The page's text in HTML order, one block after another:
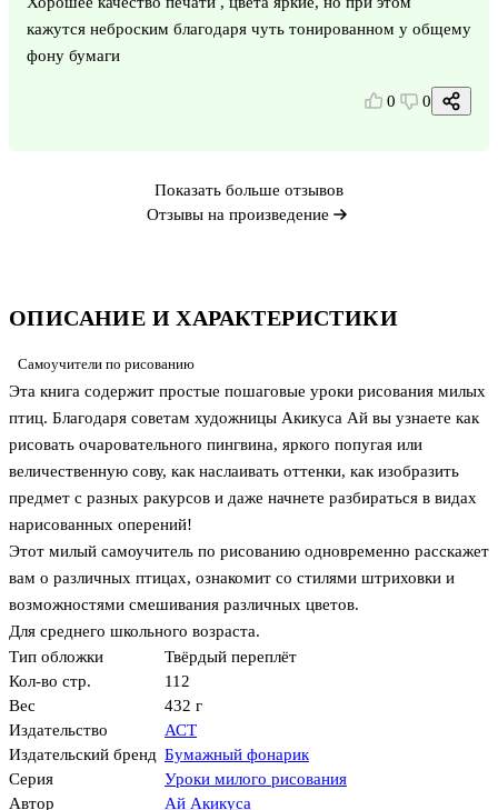
ОПИСАНИЕ И ХАРАКТЕРИСТИКИ
Самоучители по рисованию
Эта книга содержит простые пошаговые уроки рисования милых
птиц. Благодаря советам художницы Акикуса Ай вы узнаете как
рисовать очаровательного пингвина, яркого попугая или
величественную сову, как наслаивать оттенки, как изобразить
предмет с разных ракурсов и даже начнете разбираться в видах
нарисованных оперений!
Этот милый самоучитель по рисованию одновременно расскажет
вам о различных птицах, ознакомит со стилями штриховки и
возможностями смешивания различных цветов.
Для среднего школьного возраста.
Тип обложки
Твёрдый переплёт
Кол-во стр.
112
Вес
432 г
Издательство
АСТ
Издательский бренд Бумажный фонарик
Серия
Уроки милого рисования
Автор
Ай Акикуса
кажутся неброским благодаря чуть тонированном у общему
фону бумаги
0 0
Показать больше отзывов
Отзывы на произведение